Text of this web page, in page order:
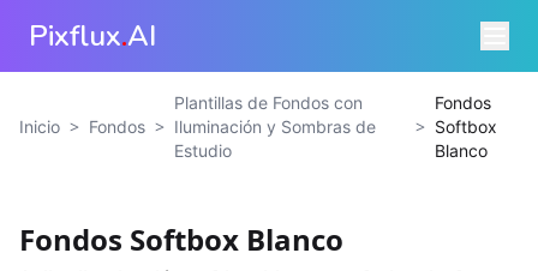
Pixflux.AI
Inicio > Fondos >
Plantillas de Fondos con
Iluminación y Sombras de
Estudio
>
Fondos
Softbox
Blanco
Fondos Softbox Blanco